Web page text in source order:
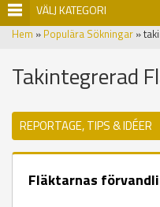
VÄLJ KATEGORI
Hem » Populära Sökningar »
Takintegrerad
REPORTAGE, TIPS & IDÉER
Fläktarnas